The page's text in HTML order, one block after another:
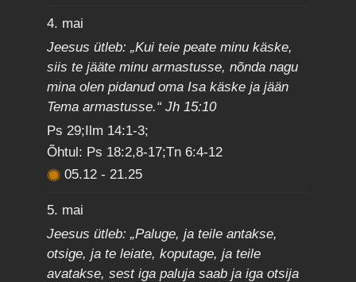
4. mai
Jeesus ütleb: „Kui teie peate minu käske,
siis te jääte minu armastusse, nõnda nagu
mina olen pidanud oma Isa käske ja jään
Tema armastusse.“ Jh 15:10
Ps 29;Ilm 14:1-3;
Õhtul: Ps 18:2,8-17;Tn 6:4-12
05.12-21.25
5. mai
Jeesus ütleb: „Paluge, ja teile antakse,
otsige, ja te leiate, koputage, ja teile
avatakse, sest iga paluja saab ja iga otsija